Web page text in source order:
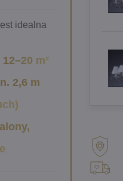
idealna
12–20 m²
2,6 m